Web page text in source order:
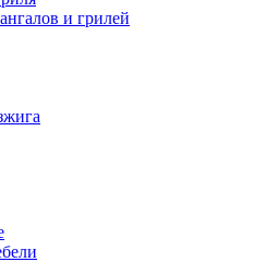
и грилей